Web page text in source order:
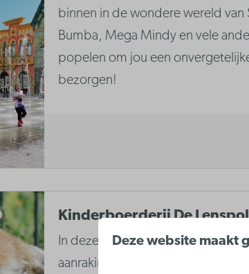
binnen in de wondere wereld van
Bumba, Mega Mindy en vele
popelen om jou een
bezorgen!
Kinderboerderij De
In deze kinderboerderij kunnen
aanraking komen met het echte
Deze website maakt